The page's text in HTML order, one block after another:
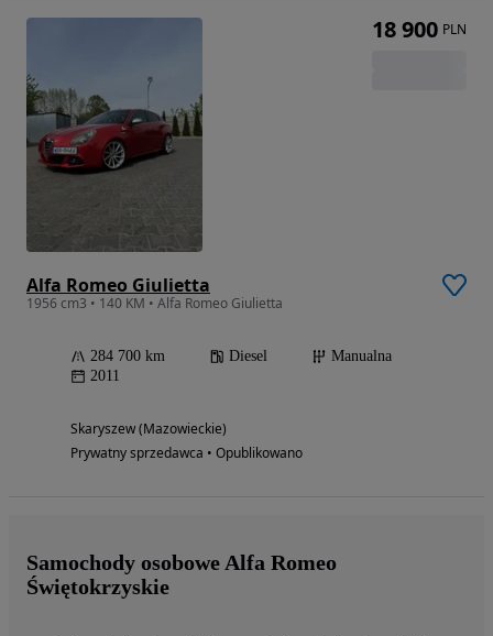
Alfa Romeo Giulietta
1956 cm3 • 140 KM • Alfa Romeo Giulietta
284 700 km Diesel
Manualna
2011
Skaryszew (Mazowieckie)
Prywatny sprzedawca • Opublikowano
18 900 PLN
Samochody osobowe Alfa Romeo
Świętokrzyskie